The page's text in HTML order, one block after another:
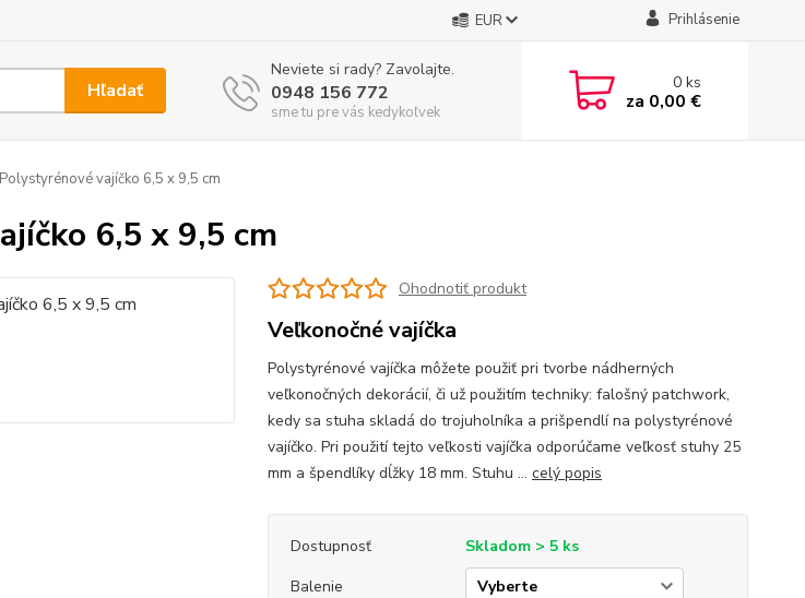
EUR Prihlásenie
Hľadať
Neviete si rady? Zavolajte.
0948 156 772
sme tu pre vás kedykoľvek
0ks
za 0,00 €
Polystyrénové vajíčko 6,5 x 9,5 cm
6,5 x 9,5 cm
Ohodnotiť produkt
Veľkonočné vajíčka
Polystyrénové vajíčka môžete použiť pri tvorbe nádherných
veľkonočných dekorácií, či už použitím techniky: falošný patchwork,
kedy sa stuha skladá do trojuholníka a prišpendlí na polystyrénové
vajíčko. Pri použití tejto veľkosti vajíčka odporúčame veľkosť stuhy 25
mm a špendlíky dĺžky 18 mm. Stuhu ... celý popis
Dostupnosť
Skladom > 5 ks
Balenie